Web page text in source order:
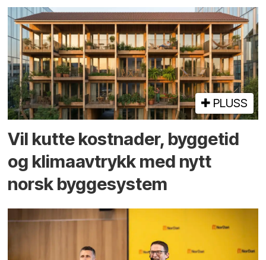
PLUSS
Vil kutte kostnader, byggetid
og klima­avtrykk med nytt
norsk bygge­system